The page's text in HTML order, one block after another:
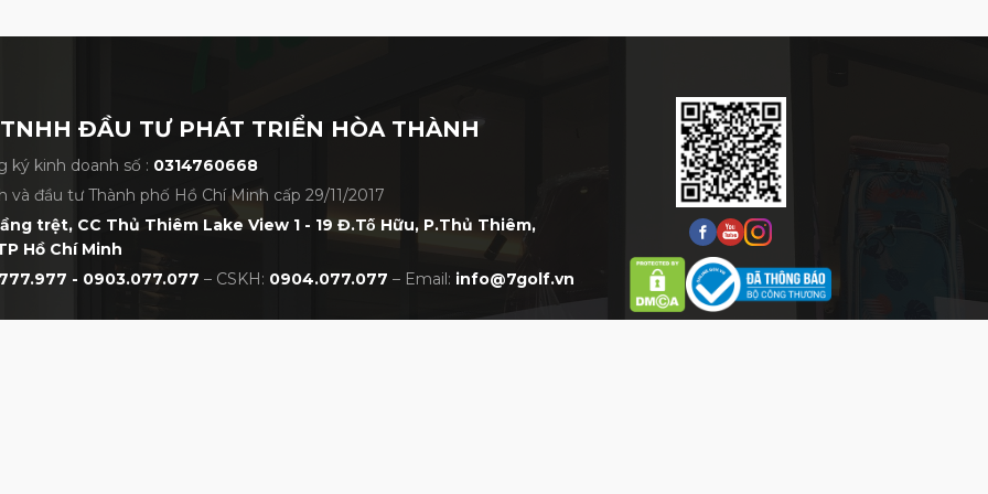
FR-5 Pearl Chrome Satin
duy trì độ xoáy ngay cả trong điều kiện
ĐẦU TƯ PHÁT TRIỂN HÒA THÀNH
ký kinh doanh số : 0314760668
và đầu tư Thành phố Hồ Chí Minh cấp 29/11/2017
trệt, CC Thủ Thiêm Lake View 1 - 19 Đ.Tố Hữu, P.Thủ Thiêm,
Hồ Chí Minh
- 0903.077.077 – CSKH: 0904.077.077 – Email: info@7golf.vn